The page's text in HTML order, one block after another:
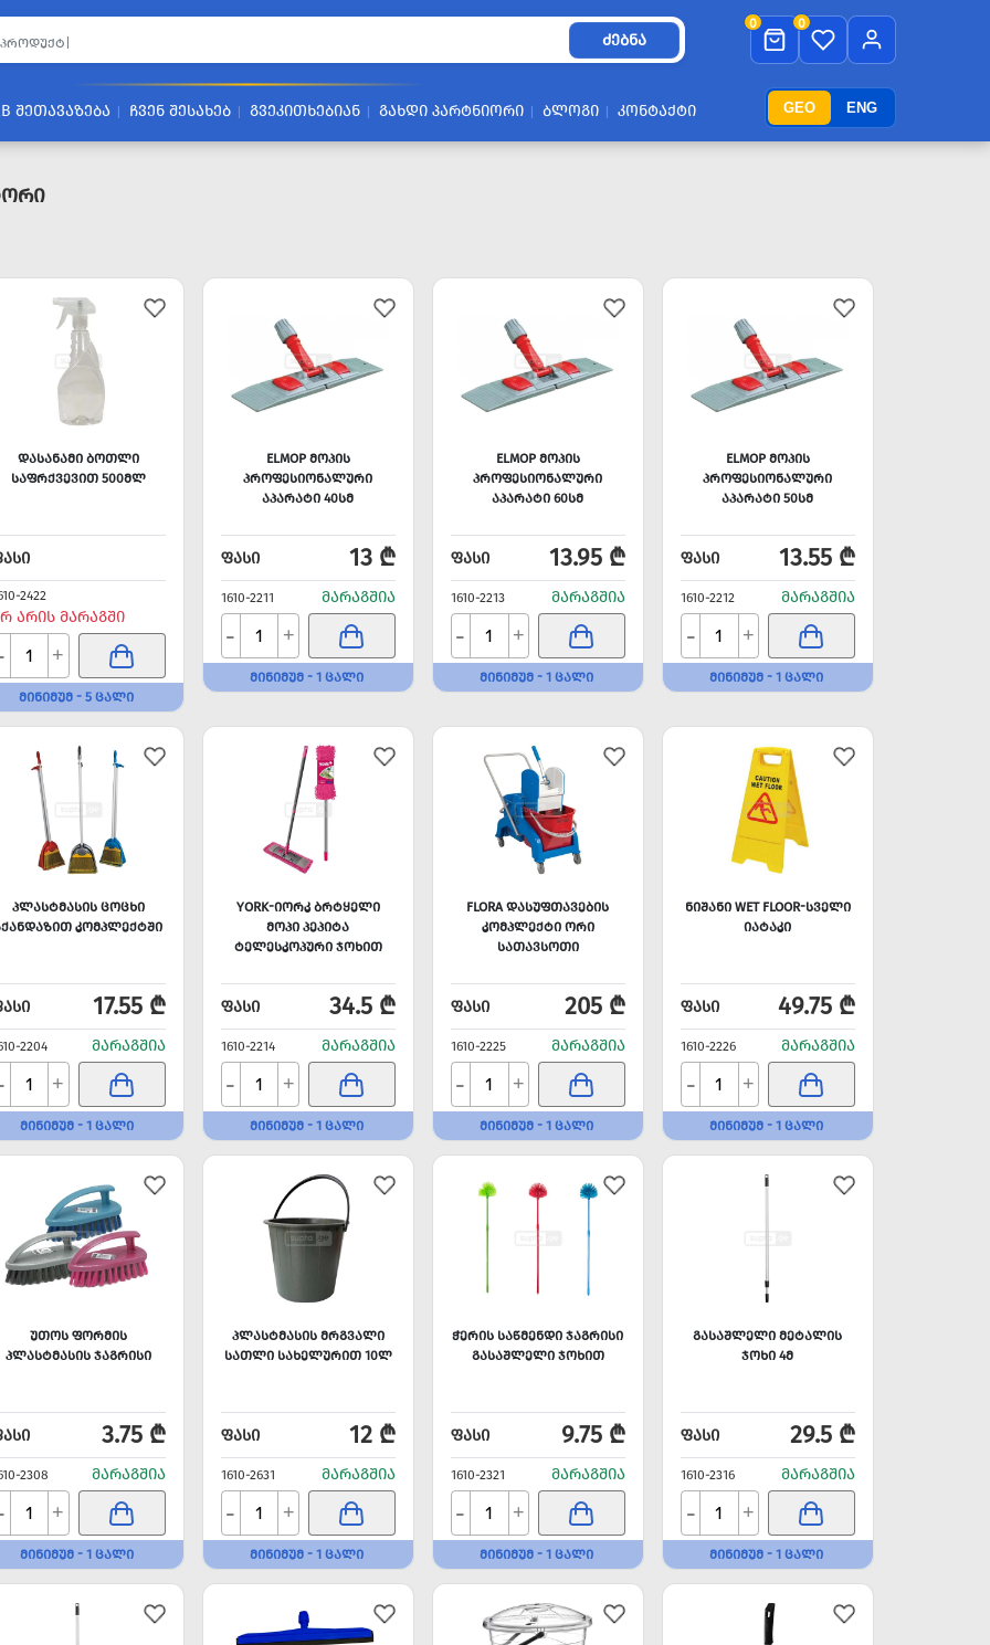
GEO ENG
ᲫᲔᲑᲜᲐ
0 0
ᲨᲔᲗᲐᲕᲐᲖᲔᲑᲐ ᲩᲕᲔᲜ ᲨᲔᲡᲐᲮᲔᲑ ᲒᲕᲔᲙᲘᲗᲮᲔᲑᲘᲐᲜ ᲒᲐᲮᲓᲘ ᲞᲐᲠᲢᲜᲘᲝᲠᲘ ᲑᲚᲝᲒᲘ ᲙᲝᲜᲢᲐᲥᲢᲘ
ᲓᲐᲡᲐᲜᲐᲛᲘ ᲑᲝᲗᲚᲘ
ᲡᲐᲤᲠᲥᲕᲔᲕᲘᲗ 500ᲛᲚ
2422
ᲐᲠᲘᲡ ᲛᲐᲠᲐᲒᲨᲘ
+
ᲛᲘᲜᲘᲛᲣᲛ - 5 ᲪᲐᲚᲘ
ELMOP ᲛᲝᲞᲘᲡ
ᲞᲠᲝᲤᲔᲡᲘᲝᲜᲐᲚᲣᲠᲘ
ᲐᲞᲐᲠᲐᲢᲘ 40ᲡᲛ
ᲤᲐᲡᲘ 13 ₾
1610-2211 ᲛᲐᲠᲐᲒᲨᲘᲐ
- +
ᲛᲘᲜᲘᲛᲣᲛ - 1 ᲪᲐᲚᲘ
ELMOP ᲛᲝᲞᲘᲡ
ᲞᲠᲝᲤᲔᲡᲘᲝᲜᲐᲚᲣᲠᲘ
ᲐᲞᲐᲠᲐᲢᲘ 60ᲡᲛ
ᲤᲐᲡᲘ 13.95 ₾
1610-2213 ᲛᲐᲠᲐᲒᲨᲘᲐ
- +
ᲛᲘᲜᲘᲛᲣᲛ - 1 ᲪᲐᲚᲘ
ELMOP ᲛᲝᲞᲘᲡ
ᲞᲠᲝᲤᲔᲡᲘᲝᲜᲐᲚᲣᲠᲘ
ᲐᲞᲐᲠᲐᲢᲘ 50ᲡᲛ
ᲤᲐᲡᲘ 13.55 ₾
1610-2212 ᲛᲐᲠᲐᲒᲨᲘᲐ
- +
ᲛᲘᲜᲘᲛᲣᲛ - 1 ᲪᲐᲚᲘ
ᲞᲚᲐᲡᲢᲛᲐᲡᲘᲡ ᲪᲝᲪᲮᲘ
ᲙᲝᲛᲞᲚᲔᲥᲢᲨᲘ
17.55 ₾
2204 ᲛᲐᲠᲐᲒᲨᲘᲐ
+
ᲛᲘᲜᲘᲛᲣᲛ - 1 ᲪᲐᲚᲘ
YORK-ᲘᲝᲠᲙ ᲑᲠᲢᲧᲔᲚᲘ
ᲛᲝᲞᲘ ᲞᲔᲞᲘᲢᲐ
ᲢᲔᲚᲔᲡᲙᲝᲞᲣᲠᲘ ᲯᲝᲮᲘᲗ
ᲤᲐᲡᲘ 34.5 ₾
1610-2214 ᲛᲐᲠᲐᲒᲨᲘᲐ
- +
ᲛᲘᲜᲘᲛᲣᲛ - 1 ᲪᲐᲚᲘ
FLORA ᲓᲐᲡᲣᲤᲗᲐᲕᲔᲑᲘᲡ
ᲙᲝᲛᲞᲚᲔᲥᲢᲘ ᲝᲠᲘ
ᲡᲐᲗᲐᲕᲡᲝᲗᲘ
ᲤᲐᲡᲘ 205 ₾
1610-2225 ᲛᲐᲠᲐᲒᲨᲘᲐ
- +
ᲛᲘᲜᲘᲛᲣᲛ - 1 ᲪᲐᲚᲘ
ᲜᲘᲨᲐᲜᲘ WET FLOOR-ᲡᲕᲔᲚᲘ
ᲘᲐᲢᲐᲙᲘ
ᲤᲐᲡᲘ 49.75 ₾
1610-2226 ᲛᲐᲠᲐᲒᲨᲘᲐ
- +
ᲛᲘᲜᲘᲛᲣᲛ - 1 ᲪᲐᲚᲘ
ᲣᲗᲝᲡ ᲤᲝᲠᲛᲘᲡ
ᲞᲚᲐᲡᲢᲛᲐᲡᲘᲡ ᲯᲐᲒᲠᲘᲡᲘ
3.75 ₾
2308 ᲛᲐᲠᲐᲒᲨᲘᲐ
+
ᲛᲘᲜᲘᲛᲣᲛ - 1 ᲪᲐᲚᲘ
ᲞᲚᲐᲡᲢᲛᲐᲡᲘᲡ ᲛᲠᲒᲕᲐᲚᲘ
ᲡᲐᲗᲚᲘ ᲡᲐᲮᲔᲚᲣᲠᲘᲗ 10Ლ
ᲤᲐᲡᲘ 12 ₾
1610-2631 ᲛᲐᲠᲐᲒᲨᲘᲐ
- +
ᲛᲘᲜᲘᲛᲣᲛ - 1 ᲪᲐᲚᲘ
ᲭᲔᲠᲘᲡ ᲡᲐᲬᲛᲔᲜᲓᲘ ᲯᲐᲒᲠᲘᲡᲘ
ᲒᲐᲡᲐᲨᲚᲔᲚᲘ ᲯᲝᲮᲘᲗ
ᲤᲐᲡᲘ 9.75 ₾
1610-2321 ᲛᲐᲠᲐᲒᲨᲘᲐ
- +
ᲛᲘᲜᲘᲛᲣᲛ - 1 ᲪᲐᲚᲘ
ᲒᲐᲡᲐᲨᲚᲔᲚᲘ ᲛᲔᲢᲐᲚᲘᲡ
ᲯᲝᲮᲘ 4Მ
ᲤᲐᲡᲘ 29.5 ₾
1610-2316 ᲛᲐᲠᲐᲒᲨᲘᲐ
- +
ᲛᲘᲜᲘᲛᲣᲛ - 1 ᲪᲐᲚᲘ